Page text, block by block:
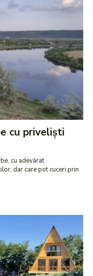
cu priveliști
cu adevărat
dar care pot cuceri prin